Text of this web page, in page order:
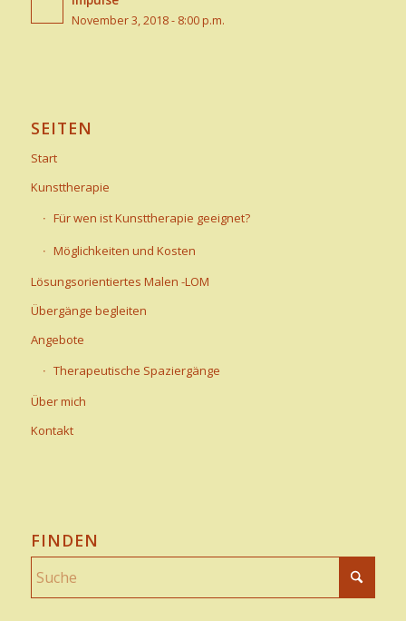
November 3, 2018 - 8:00 p.m.
SEITEN
Start
Kunsttherapie
Für wen ist Kunsttherapie geeignet?
Möglichkeiten und Kosten
Lösungsorientiertes Malen -LOM
Übergänge begleiten
Angebote
Therapeutische Spaziergänge
Über mich
Kontakt
FINDEN